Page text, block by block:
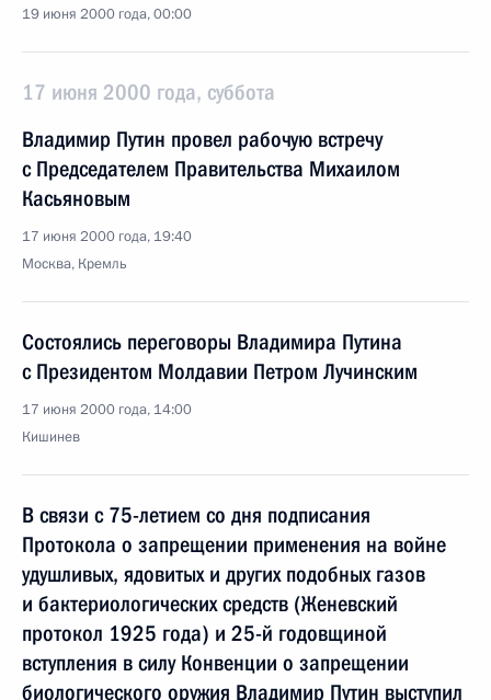
19 июня 2000 года, 00:00
17 июня 2000 года, суббота
Владимир Путин провел рабочую встречу
с Председателем Правительства Михаилом
Касьяновым
17 июня 2000 года, 19:40
Москва, Кремль
Состоялись переговоры Владимира Путина
с Президентом Молдавии Петром Лучинским
17 июня 2000 года, 14:00
Кишинев
В связи с 75-летием со дня подписания
Протокола о запрещении применения на войне
удушливых, ядовитых и других подобных газов
и бактериологических средств (Женевский
протокол 1925 года) и 25-й годовщиной
вступления в силу Конвенции о запрещении
биологического оружия Владимир Путин выступил